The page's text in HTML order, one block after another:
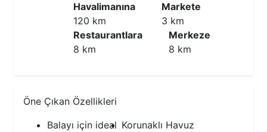
Havalimanına
120 km
Markete
3 km
Restaurantlara
8 km
Merkeze
8 km
Öne Çıkan Özellikleri
Balayı için ideal Korunaklı Havuz